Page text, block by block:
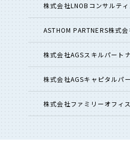
株式会社LNOBコンサルティ
ASTHOM PARTNERS株式会
株式会社AGSスキルパート
株式会社AGSキャピタルパ
株式会社ファミリーオフィ